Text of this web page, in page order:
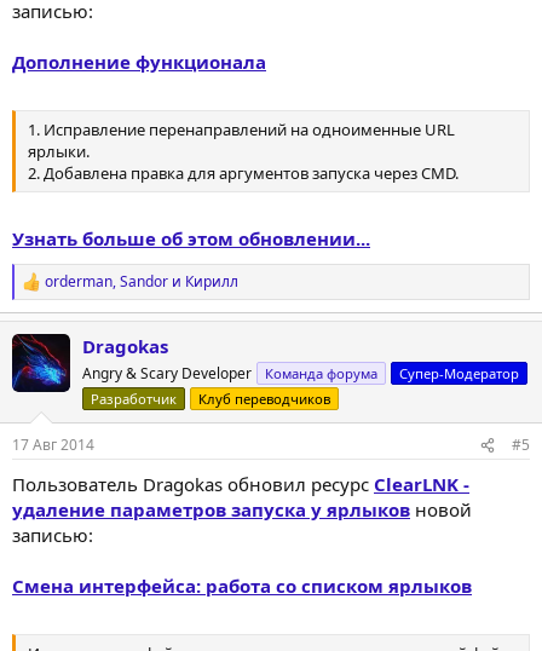
записью:
Дополнение функционала
1. Исправление перенаправлений на одноименные URL
ярлыки.
2. Добавлена правка для аргументов запуска через CMD.
Узнать больше об этом обновлении...
Р
е
к
ц
:
orderman,Sandor и Кирилл
Dragokas
Angry & Scary Developer Команда форума
Супер-Модератор
Разработчик
Клуб переводчиков
17 Авг 2014 #5
Пользователь Dragokas обновил ресурс ClearLNK -
удаление параметров запуска у ярлыков новой
записью:
Смена интерфейса: работа со списком ярлыков